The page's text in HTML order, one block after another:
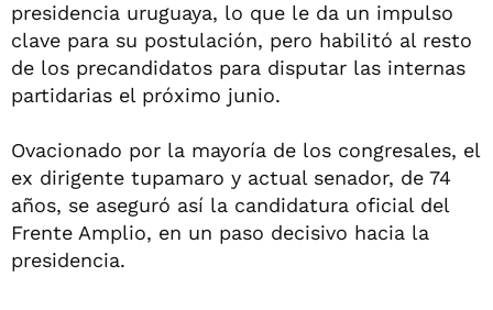
presidencia uruguaya, lo que le da un impulso
clave para su postulación, pero habilitó al resto
de los precandidatos para disputar las internas
partidarias el próximo junio.
Ovacionado por la mayoría de los congresales, el
ex dirigente tupamaro y actual senador, de 74
años, se aseguró así la candidatura oficial del
Frente Amplio, en un paso decisivo hacia la
presidencia.